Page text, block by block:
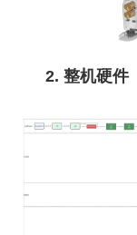
2. 整机硬件